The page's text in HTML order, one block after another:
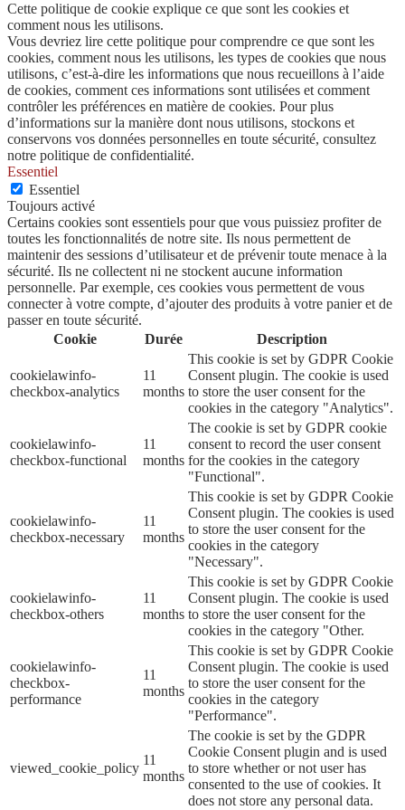
Cette politique de cookie explique ce que sont les cookies et
comment nous les utilisons.
Vous devriez lire cette politique pour comprendre ce que sont les
cookies, comment nous les utilisons, les types de cookies que nous
utilisons, c’est-à-dire les informations que nous recueillons à l’aide
de cookies, comment ces informations sont utilisées et comment
contrôler les préférences en matière de cookies. Pour plus
d’informations sur la manière dont nous utilisons, stockons et
conservons vos données personnelles en toute sécurité, consultez
notre politique de confidentialité.
Essentiel
Essentiel
Toujours activé
Certains cookies sont essentiels pour que vous puissiez profiter de
toutes les fonctionnalités de notre site. Ils nous permettent de
maintenir des sessions d’utilisateur et de prévenir toute menace à la
sécurité. Ils ne collectent ni ne stockent aucune information
personnelle. Par exemple, ces cookies vous permettent de vous
connecter à votre compte, d’ajouter des produits à votre panier et de
passer en toute sécurité.
Cookie
Durée Description
cookielawinfo-
checkbox-analytics
11
months
This cookie is set by GDPR Cookie
Consent plugin. The cookie is used
to store the user consent for the
cookies in the category "Analytics".
cookielawinfo-
checkbox-functional
11
months
The cookie is set by GDPR cookie
consent to record the user consent
for the cookies in the category
"Functional".
cookielawinfo-
checkbox-necessary
11
months
This cookie is set by GDPR Cookie
Consent plugin. The cookies is used
to store the user consent for the
cookies in the category
"Necessary".
cookielawinfo-
checkbox-others
11
months
This cookie is set by GDPR Cookie
Consent plugin. The cookie is used
to store the user consent for the
cookies in the category "Other.
cookielawinfo-
checkbox-
performance
11
months
This cookie is set by GDPR Cookie
Consent plugin. The cookie is used
to store the user consent for the
cookies in the category
"Performance".
viewed_cookie_policy
11
months
The cookie is set by the GDPR
Cookie Consent plugin and is used
to store whether or not user has
consented to the use of cookies. It
does not store any personal data.